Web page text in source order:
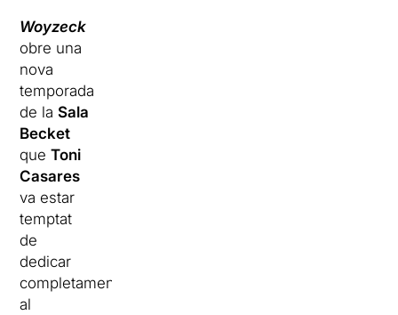
Woyzeck
obre una
nova
temporada
de laSala
Becket
queToni
Casares
va estar
temptat
de
dedicar
completament
al